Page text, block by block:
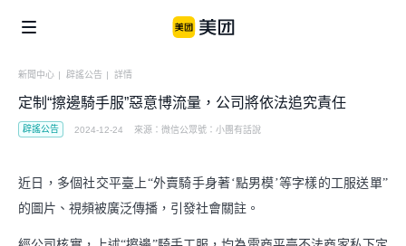
企業社會責任
便利用戶生活
美團公益
美團鄉村兒童操場
美團公益基金會
信息公開
騎手保障
商家生態
新聞中心 | 辟謠公告 | 詳情
定制“擦邊騎手服”惡意博流量，公司將依法追究責任
辟謠公告 2024-12-24 來源 ： 微信公眾號：小團有話說
近日，多個社交平臺上“外賣騎手身著‘點男模’等字樣的工服送單”
的圖片、視頻被廣泛傳播，引發社會關註。